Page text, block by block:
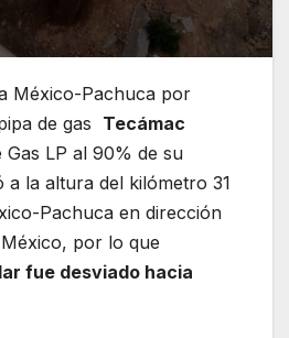
México-Pachuca por
de gas Tecámac
Gas LP al 90% de su
a la altura del kilómetro 31
Pachuca en dirección
por lo que
fue desviado hacia